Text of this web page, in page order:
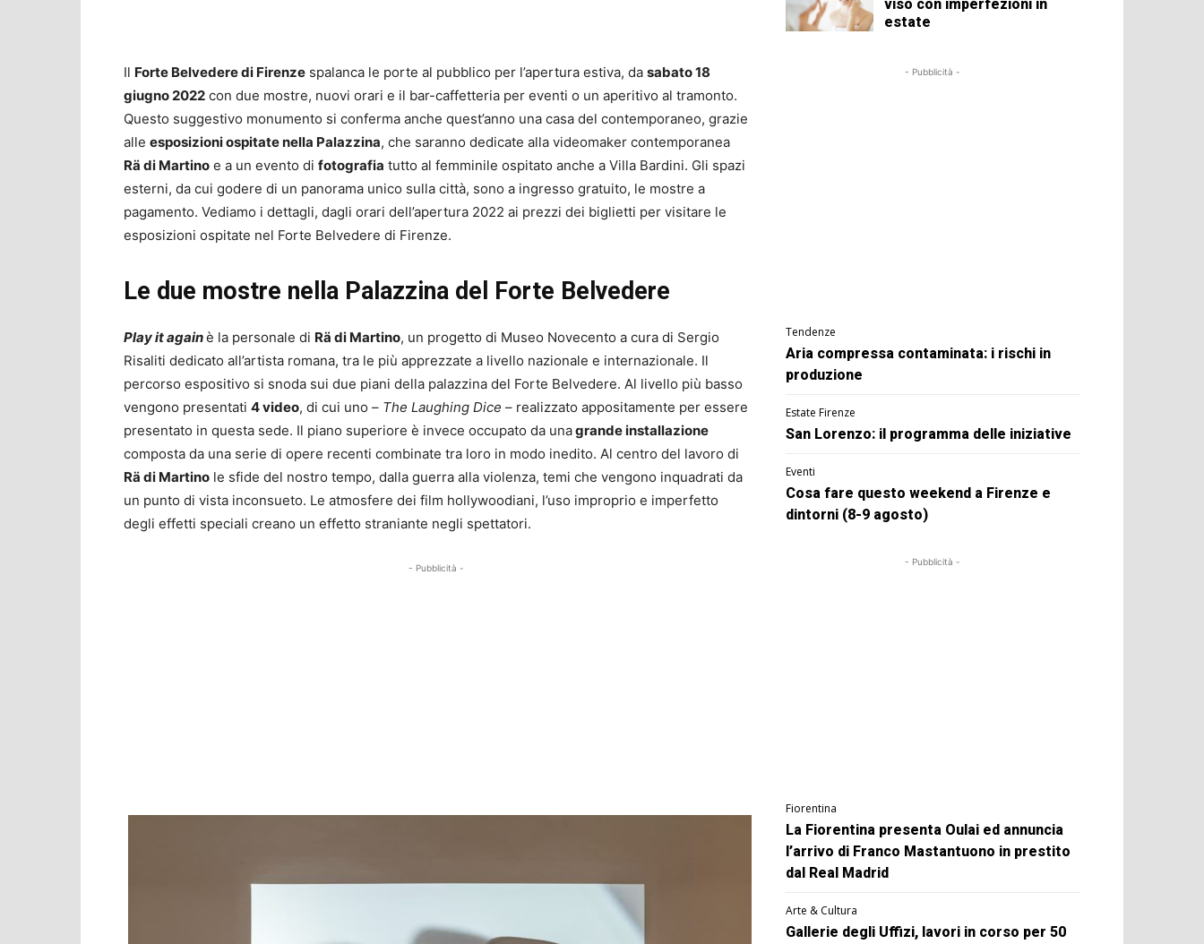
Il Forte Belvedere di Firenze spalanca le porte al pubblico per l’apertura estiva, da sabato 18
giugno 2022 con due mostre, nuovi orari e il bar-caffetteria per eventi o un aperitivo al tramonto.
Questo suggestivo monumento si conferma anche quest’anno una casa del contemporaneo, grazie
alle esposizioni ospitate nella Palazzina, che saranno dedicate alla videomaker contemporanea
Rä di Martino e a un evento di fotografia tutto al femminile ospitato anche a Villa Bardini. Gli spazi
esterni, da cui godere di un panorama unico sulla città, sono a ingresso gratuito, le mostre a
pagamento. Vediamo i dettagli, dagli orari dell’apertura 2022 ai prezzi dei biglietti per visitare le
esposizioni ospitate nel Forte Belvedere di Firenze.
Le due mostre nella Palazzina del Forte Belvedere
Play it againè la personale di Rä di Martino, un progetto di Museo Novecento a cura di Sergio
Risaliti dedicato all’artista romana, tra le più apprezzate a livello nazionale e internazionale. Il
percorso espositivo si snoda sui due piani della palazzina del Forte Belvedere. Al livello più basso
vengono presentati 4 video, di cui uno – The Laughing Dice – realizzato appositamente per essere
presentato in questa sede. Il piano superiore è invece occupato da unagrande installazione
composta da una serie di opere recenti combinate tra loro in modo inedito. Al centro del lavoro di
Rä di Martino le sfide del nostro tempo, dalla guerra alla violenza, temi che vengono inquadrati da
un punto di vista inconsueto. Le atmosfere dei film hollywoodiani, l’uso improprio e imperfetto
degli effetti speciali creano un effetto straniante negli spettatori.
- Pubblicità -
viso con imperfezioni in
estate
- Pubblicità -
Tendenze
Aria compressa contaminata: i rischi in
produzione
Estate Firenze
San Lorenzo: il programma delle iniziative
Eventi
Cosa fare questo weekend a Firenze e
dintorni (8-9 agosto)
- Pubblicità -
Fiorentina
La Fiorentina presenta Oulai ed annuncia
l’arrivo di Franco Mastantuono in prestito
dal Real Madrid
Arte & Cultura
Gallerie degli Uffizi, lavori in corso per 50